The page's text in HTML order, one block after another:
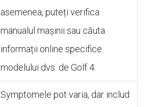
asemenea, puteți verifica
manualul mașinii sau căuta
informații online specifice
modelului dvs. de Golf 4.
Symptomele pot varia, dar includ